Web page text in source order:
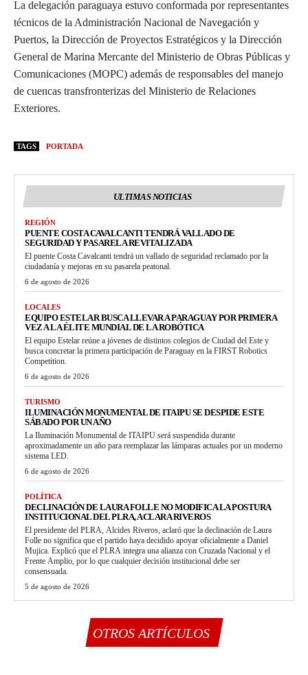
La delegación paraguaya estuvo conformada por representantes
técnicos de la Administración Nacional de Navegación y
Puertos, la Dirección de Proyectos Estratégicos y la Dirección
General de Marina Mercante del Ministerio de Obras Públicas y
Comunicaciones (MOPC) además de responsables del manejo
de cuencas transfronterizas del Ministerio de Relaciones
Exteriores.
TAGS PORTADA
ULTIMAS NOTICIAS
REGIÓN
PUENTE COSTA CAVALCANTI TENDRÁ VALLADO DE
SEGURIDAD Y PASARELA REVITALIZADA
El puente Costa Cavalcanti tendrá un vallado de seguridad reclamado por la
ciudadanía y mejoras en su pasarela peatonal.
6 de agosto de 2026
LOCALES
EQUIPO ESTELAR BUSCA LLEVAR A PARAGUAY POR PRIMERA
VEZ A LA ÉLITE MUNDIAL DE LA ROBÓTICA
El equipo Estelar reúne a jóvenes de distintos colegios de Ciudad del Este y
busca concretar la primera participación de Paraguay en la FIRST Robotics
Competition.
6 de agosto de 2026
TURISMO
ILUMINACIÓN MONUMENTAL DE ITAIPU SE DESPIDE ESTE
SÁBADO POR UN AÑO
La Iluminación Monumental de ITAIPU será suspendida durante
aproximadamente un año para reemplazar las lámparas actuales por un moderno
sistema LED.
6 de agosto de 2026
POLÍTICA
DECLINACIÓN DE LAURA FOLLE NO MODIFICA LA POSTURA
INSTITUCIONAL DEL PLRA, ACLARA RIVEROS
El presidente del PLRA, Alcides Riveros, aclaró que la declinación de Laura
Folle no significa que el partido haya decidido apoyar oficialmente a Daniel
Mujica. Explicó que el PLRA integra una alianza con Cruzada Nacional y el
Frente Amplio, por lo que cualquier decisión institucional debe ser
consensuada.
5 de agosto de 2026
OTROS ARTÍCULOS